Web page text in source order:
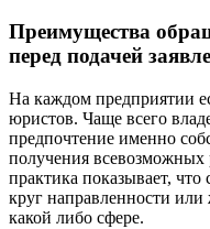
Преимущества
перед подачей
На каждом предприятии
юристов. Чаще всего
предпочтение именно
получения
практика показывает,
круг направленности
какой либо сфере.